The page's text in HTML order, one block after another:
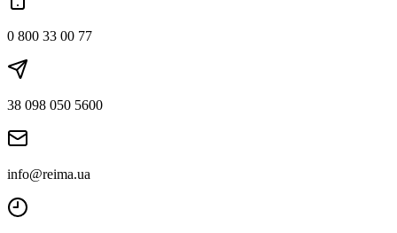
0 800 33 00 77
38 098 050 5600
info@reima.ua